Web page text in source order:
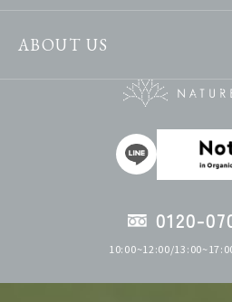
ABOUT US
0120-
10:00~12:00/